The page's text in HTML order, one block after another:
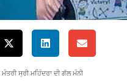
ਸ੍ਰੀ ਮਹਿੰਦਰਾ ਦੀ ਗੱਲ ਮੰਨੀ